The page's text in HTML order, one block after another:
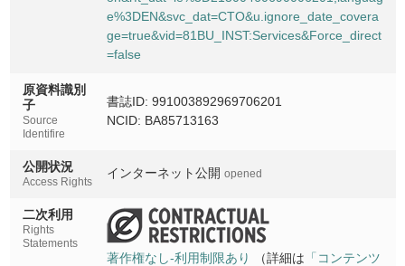
e%3DEN&svc_dat=CTO&u.ignore_date_covera
ge=true&vid=81BU_INST:Services&Force_direct
=false
原資料識別
子
Source
Identifire
書誌ID: 991003892969706201
NCID: BA85713163
公開状況
Access Rights
インターネット公開 opened
二次利用
Rights
Statements
著作権なし-利用制限あり （詳細は 「コンテンツ